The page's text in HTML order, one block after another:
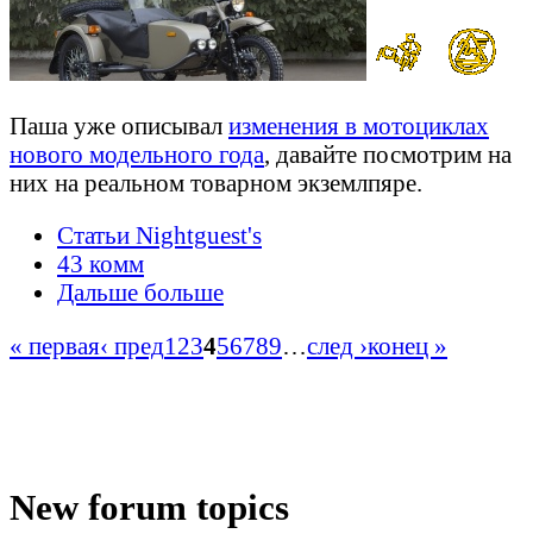
Паша уже описывал изменения в мотоциклах
нового модельного года, давайте посмотрим на
них на реальном товарном экземлпяре.
Статьи Nightguest's
43 комм
Дальше больше
« первая‹ пред1 23456789…след ›конец »
New forum topics